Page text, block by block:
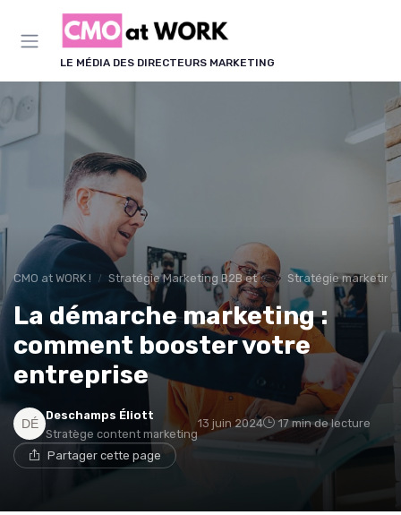
LE MÉDIA DES DIRECTEURS MARKETING
CMO at WORK ! Stratégie Marketing B2B et B2C Stratégie marketing
La démarche marketing :
comment booster votre
entreprise
Deschamps Éliott
Stratège content marketing
13 juin 2024 17 min de lecture
Partager cette page
Panneau de gestion des cookies